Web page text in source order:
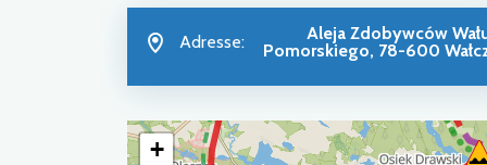
Adresse:
Aleja Zdobywców
Pomorskiego, 78-600
+